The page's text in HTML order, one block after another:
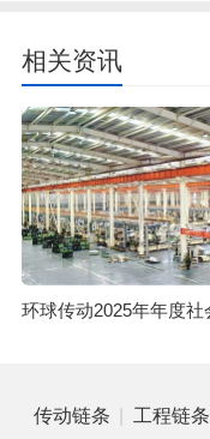
相关资讯
传动链条 | 工程链条